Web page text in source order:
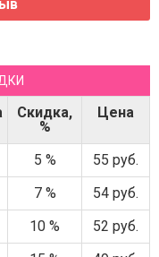
Скидка,
%
Цена
5 %
55 руб.
7 %
54 руб.
10 %
52 руб.